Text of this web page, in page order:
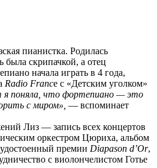
пианистка. Родилась
была скрипачкой, а отец
начала играть в 4 года,
Radio France с «Детским уголком»
поняла, что фортепиано — это
с миром», — вспоминает
Лиз — запись всех концертов
оркестром Цюриха, альбом
премии Diapason d’Or,
с виолончелистом Готье